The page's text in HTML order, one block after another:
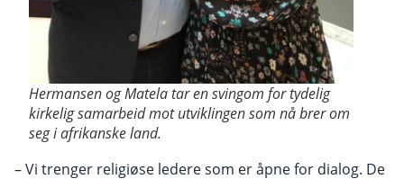
Hermansen og Matela tar en svingom for tydelig
kirkelig samarbeid mot utviklingen som nå brer om
seg i afrikanske land.
– Vi trenger religiøse ledere som er åpne for dialog. De